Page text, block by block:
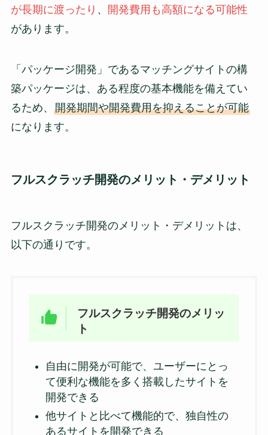
が長期に渡ったり 、
開発費用も高額になる可能性
があります。
「パッケージ開発」であるマッチングサイトの構
築パッケージは、ある程度の基本機能を備えてい
るため、 開発期間や開発費用を抑えることが可能
になります。
フルスクラッチ開発のメリット・デメリット
フルスクラッチ開発のメリット・デメリットは、
以下の通りです。
フルスクラッチ開発のメリッ
ト
自由に開発が可能で、ユーザーにとっ
て便利な機能を多く搭載したサイトを
開発できる
他サイトと比べて機能的で、独自性の
あるサイトを開発できる